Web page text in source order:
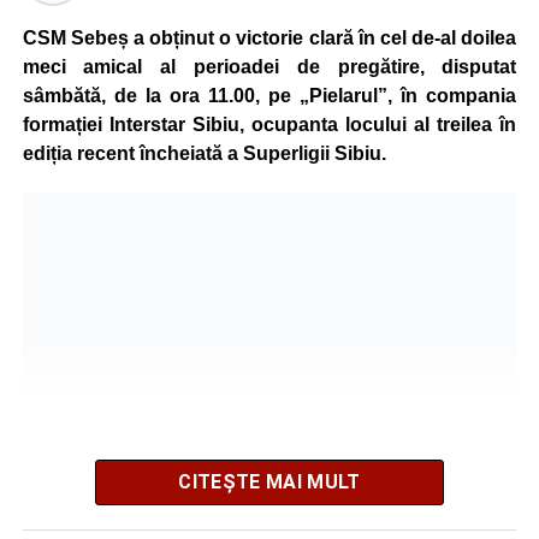
antrenamente zilnice și multă disciplină a ajuns să obțină
rezultate remarcabile încă de la o vârstă fragedă.
La numai 8 ani, a câștigat toate centurile importante din
competițiile de kickboxing dedicate copiilor, iar în același
an a obținut și centura neagră, performanță rar întâlnită la
CSM Sebeș a obținut o victorie clară în cel de-al doilea
meci amical al perioadei de pregătire, disputat
sâmbătă, de la ora 11.00, pe „Pielarul”, în compania
formației Interstar Sibiu, ocupanta locului al treilea în
ediția recent încheiată a Superligii Sibiu.
Echipa pregătită de Doru Oancea s-a impus cu scorul de
CITEȘTE MAI MULT